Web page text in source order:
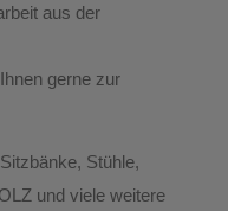
aus der
gerne zur
Sitzbänke, Stühle,
und viele weitere